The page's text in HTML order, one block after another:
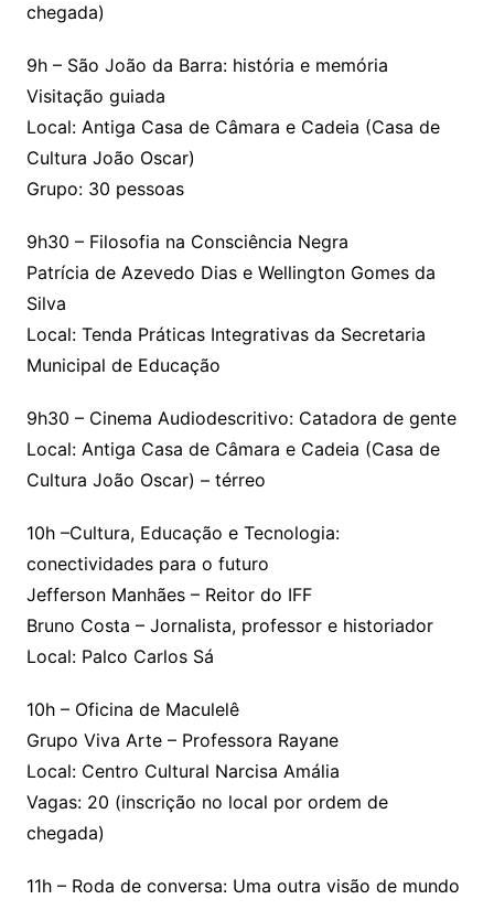
chegada)
9h – São João da Barra: história e memória
Visitação guiada
Local: Antiga Casa de Câmara e Cadeia (Casa de
Cultura João Oscar)
Grupo: 30 pessoas
9h30 – Filosofia na Consciência Negra
Patrícia de Azevedo Dias e Wellington Gomes da
Silva
Local: Tenda Práticas Integrativas da Secretaria
Municipal de Educação
9h30 – Cinema Audiodescritivo: Catadora de gente
Local: Antiga Casa de Câmara e Cadeia (Casa de
Cultura João Oscar) – térreo
10h –Cultura, Educação e Tecnologia:
conectividades para o futuro
Jefferson Manhães – Reitor do IFF
Bruno Costa – Jornalista, professor e historiador
Local: Palco Carlos Sá
10h – Oficina de Maculelê
Grupo Viva Arte – Professora Rayane
Local: Centro Cultural Narcisa Amália
Vagas: 20 (inscrição no local por ordem de
chegada)
11h – Roda de conversa: Uma outra visão de mundo